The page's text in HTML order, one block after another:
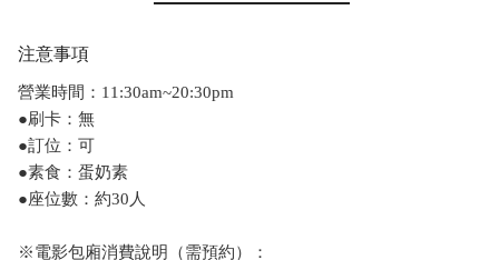
注意事項
營業時間：11:30am~20:30pm
●刷卡：無
●訂位：可
●素食：蛋奶素
●座位數：約30人
※電影包廂消費說明（需預約）：